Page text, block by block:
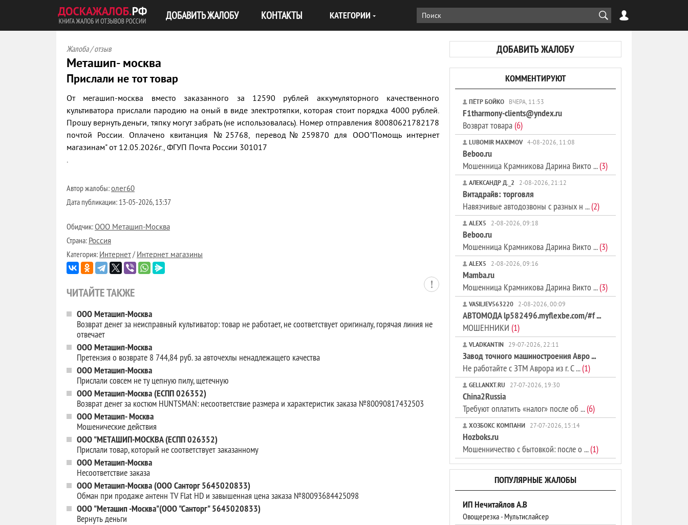
ДОБАВИТЬ ЖАЛОБУ КОНТАКТЫ КАТЕГОРИИ
ДОБАВИТЬ ЖАЛОБУ
Жалоба / отзыв
Меташип- москва
Прислали не тот товар
От мегашип-москва вместо заказанного за 12590 рублей аккумуляторного качественного
культиватора прислали пародию на оный в виде электротяпки, которая стоит порядка 4000 рублей.
Прошу вернуть деньги, тяпку могут забрать (не использовалась). Номер отправления 80080621782178
почтой России. Оплачено квитанция №25768, перевод№259870 для ООО"Помощь интернет
магазинам" от 12.05.2026г., ФГУП Почта России 301017
.
Автор жалобы:олег60
Дата публикации: 13-05-2026, 13:37
Обидчик:ООО Меташип-Москва
Страна:Россия
Категория:Интернет/Интернет магазины
ЧИТАЙТЕ ТАКЖЕ
ООО Меташип-Москва
Возврат денег за неисправный культиватор: товар не работает, не соответствует оригиналу, горячая линия не
отвечает
ООО Меташип-Москва
Претензия о возврате 8 744,84 руб. за авточехлы ненадлежащего качества
ООО Меташип-Москва
Прислали совсем не ту цепную пилу, щетечную
ООО Меташип-Москва (ЕСПП 026352)
Возврат денег за костюм HUNTSMAN: несоответствие размера и характеристик заказа №80090817432503
ООО Меташип- Москва
Мошенические действия
ООО "МЕТАШИП-МОСКВА (ЕСПП 026352)
Прислали товар, который не соответствует заказанному
ООО Меташип-Москва
Несоответствие заказа
ООО Меташип-Москва (ООО Санторг 5645020833)
Обман при продаже антенн TV Flat HD и завышенная цена заказа №80093684425098
ООО "Меташип -Москва"(ООО "Санторг" 5645020833)
Вернуть деньги
КОММЕНТИРУЮТ
ПЁТР БОЙКО ВЧЕРА, 11:53
F1tharmony-clients@yndex.ru
Возврат товара(6)
LUBOMIR MAXIMOV 4-08-2026, 11:08
Beboo.ru
Мошенница Крамникова Дарина Викто ...(3)
АЛЕКСАНДР Д._2 2-08-2026, 21:12
Витадрайв: торговля
Навязчивые автодозвоны с разных н ...(2)
ALEX5 2-08-2026, 09:18
Beboo.ru
Мошенница Крамникова Дарина Викто ...(3)
ALEX5 2-08-2026, 09:16
Mamba.ru
Мошенница Крамникова Дарина Викто ...(3)
VASILJEV563220 2-08-2026, 00:09
АВТОМОДА lp582496.myflexbe.com/#f ...
МОШЕННИКИ (1)
VLADKANTIN 29-07-2026, 22:11
Завод точного машиностроения Авро ...
Не работайте с ЗТМ Аврора из г. С ...(1)
GELLANXT.RU 27-07-2026, 19:30
China2Russia
Требуют оплатить «налог» после об ...(6)
ХОЗБОКС КОМПАНИ 27-07-2026, 15:14
Hozboks.ru
Мошенничество с бытовкой: после о ...(1)
ПОПУЛЯРНЫЕ ЖАЛОБЫ
ИП Нечитайлов А.В
Овощерезка - Мультислайсер